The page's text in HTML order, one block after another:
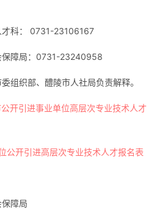
才科： 0731-23106167
保障局：0731-23240958
组织部、醴陵市人社局负责解释。
开引进事业单位高层次专业技术人才
公开引进高层次专业技术人才报名表
障局